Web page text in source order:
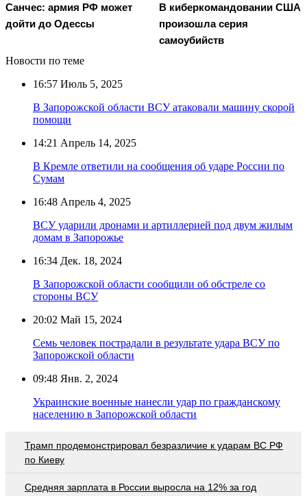
Санчес: армия РФ может
дойти до Одессы
В киберкомандовании США
произошла серия
самоубийств
Новости по теме
16:57 Июль 5, 2025
В Запорожской области ВСУ атаковали машину скорой
помощи
14:21 Апрель 14, 2025
В Кремле ответили на сообщения об ударе России по
Сумам
16:48 Апрель 4, 2025
ВСУ ударили дронами и артиллерией под двум жилым
домам в Запорожье
16:34 Дек. 18, 2024
В Запорожской области сообщили об обстреле со
стороны ВСУ
20:02 Май 15, 2024
Семь человек пострадали в результате удара ВСУ по
Запорожской области
09:48 Янв. 2, 2024
Украинские военные нанесли удар по гражданскому
населению в Запорожской области
Трамп продемонстрировал безразличие к ударам ВС РФ
по Киеву
Средняя зарплата в России выросла на 12% за год